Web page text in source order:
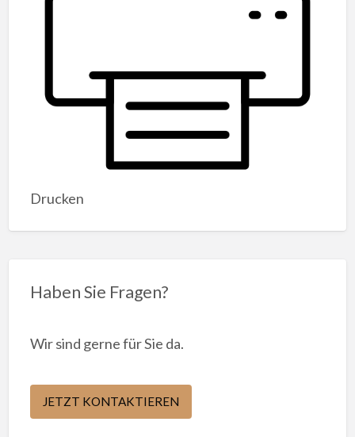
Drucken
Haben Sie Fragen?
Wir sind gerne für Sie da.
JETZT KONTAKTIEREN